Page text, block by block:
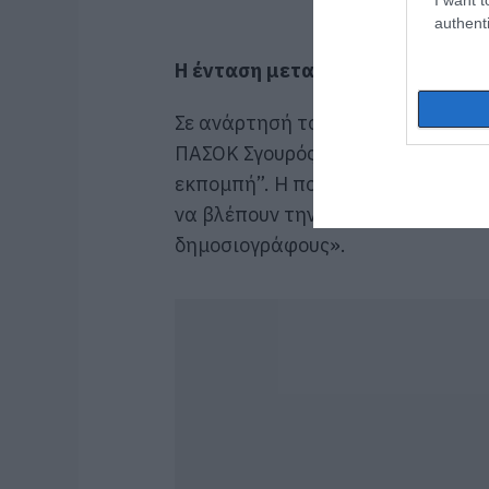
Η ένταση μεταξύ του Σταμάτη
Σε ανάρτησή του ο παρουσιαστής
ΠΑΣΟΚ Σγουρός είπε -με νόημα-
εκπομπή”. Η πολιτική τού
να βλέπουν την εκπομπή και να
δημοσιογράφους».